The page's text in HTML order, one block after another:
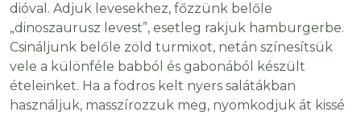
dióval. Adjuk levesekhez, főzzünk belőle
„dinoszaurusz levest”, esetleg rakjuk hamburgerbe.
Csináljunk belőle zöld turmixot, netán színesítsük
vele a különféle babból és gabonából készült
ételeinket. Ha a fodros kelt nyers salátákban
használjuk, masszírozzuk meg, nyomkodjuk át kissé